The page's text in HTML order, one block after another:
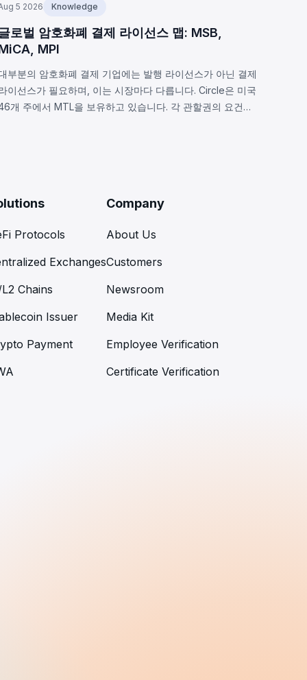
5 2026 Knowledge
로벌 암호화폐 결제 라이선스 맵: MSB,
MPI
부분의 암호화폐 결제 기업에는 발행 라이선스가 아닌 결제
이선스가 필요하며, 이는 시장마다 다릅니다. Circle은 미국
개 주에서 MTL을 보유하고 있습니다. 각 관할권의 요건과
Protocols
Exchanges
L2 Chains
Issuer
Payment
Company
About Us
Customers
Newsroom
Media Kit
Employee Verification
Certificate Verification